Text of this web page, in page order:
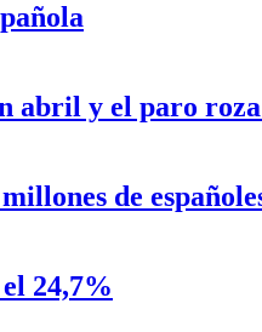
abril y el paro
de
24,7%